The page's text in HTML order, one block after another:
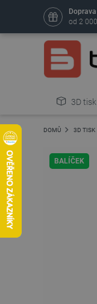
od 2
3D tisk
DOMŮ 3D TISK
BALÍČEK